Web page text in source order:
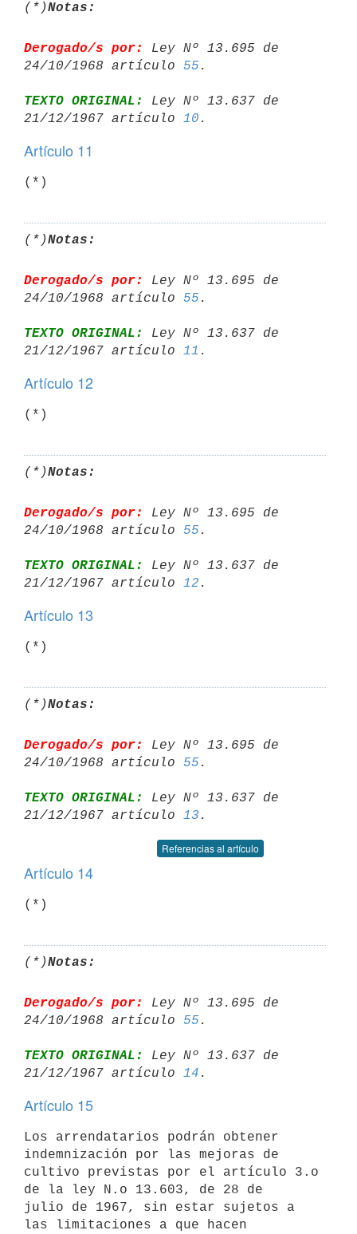
(*)Notas:
Derogado/s por:
Ley Nº 13.695 de
24/10/1968 artículo 55
TEXTO ORIGINAL:
Ley Nº 13.637 de
21/12/1967 artículo 10
Artículo 11
(*)
(*)Notas:
Derogado/s por:
Ley Nº 13.695 de
24/10/1968 artículo 55
TEXTO ORIGINAL:
Ley Nº 13.637 de
21/12/1967 artículo 11
Artículo 12
(*)Notas:
Derogado/s por:
Ley Nº 13.695 de
24/10/1968 artículo 55
TEXTO ORIGINAL:
Ley Nº 13.637 de
21/12/1967 artículo 12
Artículo 13
(*)
(*)Notas:
Derogado/s por:
Ley Nº 13.695 de
24/10/1968 artículo 55
TEXTO ORIGINAL:
Ley Nº 13.637 de
21/12/1967 artículo 13
Referencias al artículo
Artículo 14
(*)
(*)Notas:
Derogado/s por:
Ley Nº 13.695 de
24/10/1968 artículo 55
TEXTO ORIGINAL:
Ley Nº 13.637 de
21/12/1967 artículo 14
Artículo 15
Los arrendatarios podrán obtener
indemnización por las mejoras de
cultivo previstas por el artículo 3.o
de la ley N.o 13.603, de 28 de
julio de 1967, sin estar sujetos a
las limitaciones a que hacen